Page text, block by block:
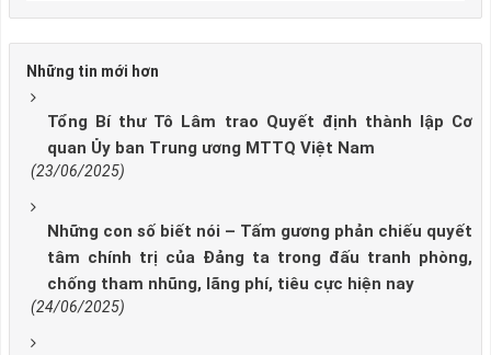
Những tin mới hơn
Tổng Bí thư Tô Lâm trao Quyết định thành lập Cơ
quan Ủy ban Trung ương MTTQ Việt Nam
(23/06/2025)
Những con số biết nói – Tấm gương phản chiếu quyết
tâm chính trị của Đảng ta trong đấu tranh phòng,
chống tham nhũng, lãng phí, tiêu cực hiện nay
(24/06/2025)